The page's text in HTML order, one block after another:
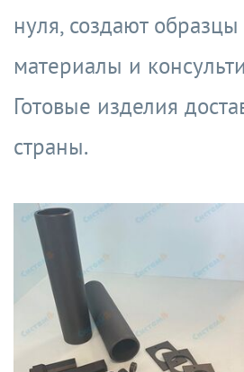
нуля, создают
материалы и
Готовые изделия
страны.